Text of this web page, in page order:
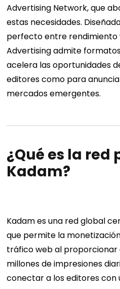
Advertising Network, que
estas necesidades.
perfecto entre rendimiento
Advertising admite
acelera las oportunidades
editores como para
mercados emergentes.
¿Qué es la
Kadam?
Kadam es una red global
que permite la
tráfico web al proporcionar
millones de impresiones
conectar a los editores con